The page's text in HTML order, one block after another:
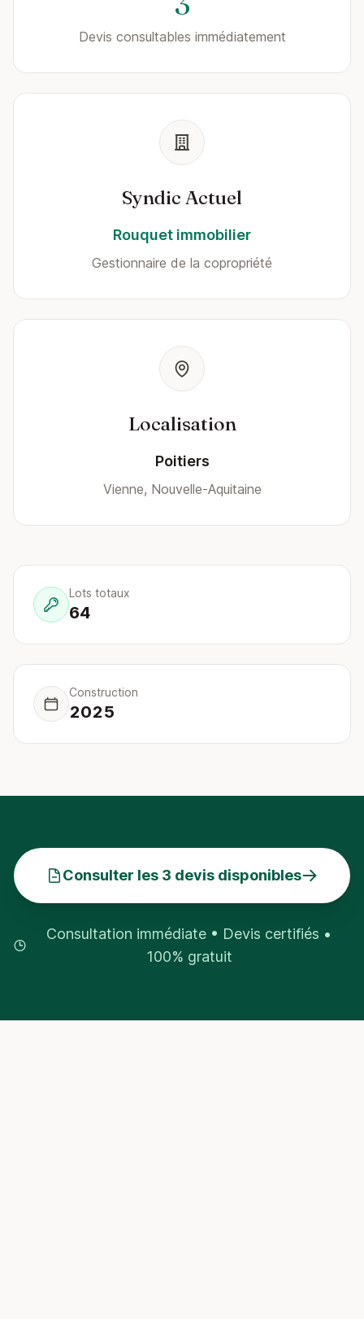
Devis consultables immédiatement
Syndic Actuel
Rouquet immobilier
Gestionnaire de la copropriété
Localisation
Poitiers
Vienne, Nouvelle-Aquitaine
Lots totaux
64
Construction
2025
Consulter les 3 devis disponibles
Consultation immédiate • Devis certifiés •
100% gratuit